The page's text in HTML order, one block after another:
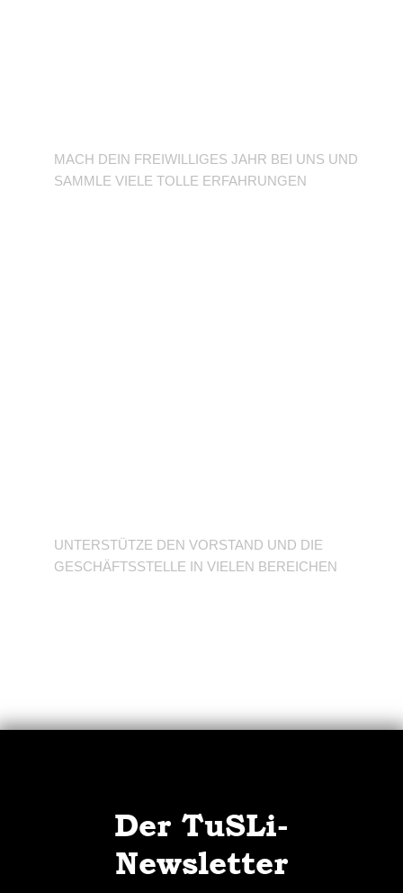
MACH DEIN FREIWILLIGES JAHR BEI UNS UND
SAMMLE VIELE TOLLE ERFAHRUNGEN
UNTERSTÜTZE DEN VORSTAND UND DIE
GESCHÄFTSSTELLE IN VIELEN BEREICHEN
Der TuSLi-
Newsletter